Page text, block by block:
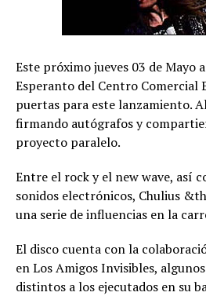
Este próximo jueves 03 de Mayo
Esperanto del Centro Comercial
puertas para este lanzamiento.
firmando autógrafos y
proyecto paralelo.
Entre el rock y el new wave, así
sonidos electrónicos, Chulius
una serie de influencias en la
El disco cuenta con la
en Los Amigos Invisibles,
distintos a los ejecutados en su